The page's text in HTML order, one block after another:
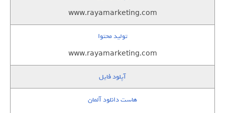
www.rayamarketing.com
تولید محتوا
www.rayamarketing.com
آپلود فایل
هاست دانلود آلمان